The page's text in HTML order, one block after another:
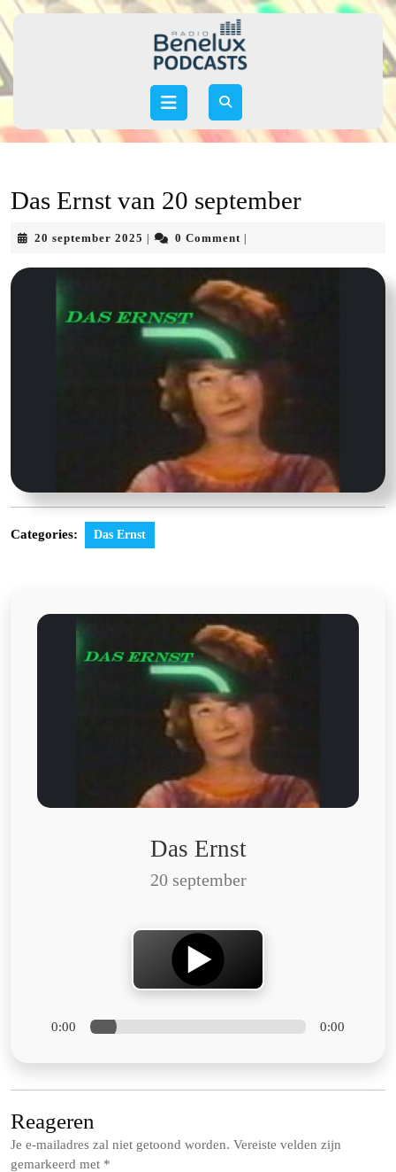
Skip
to
Open
Das Ernst van 20 september
20 september 2025 20
2025
0 Comment
Categories: Das Ernst
Das Ernst
20 september
0:00 0:00
Reageren
Je e-mailadres zal niet getoond worden. Vereiste velden zijn
gemarkeerd met *